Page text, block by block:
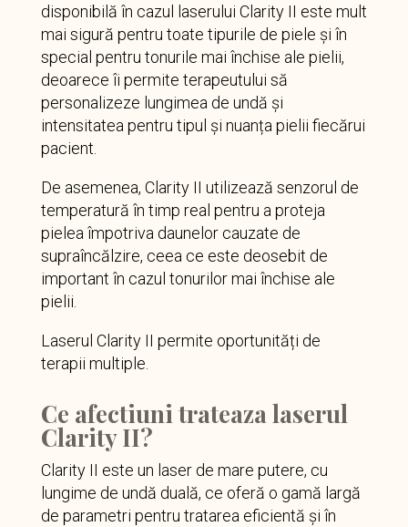
disponibilă în cazul laserului Clarity II este mult
mai sigură pentru toate tipurile de piele și în
special pentru tonurile mai închise ale pielii,
deoarece îi permite terapeutului să
personalizeze lungimea de undă și
intensitatea pentru tipul și nuanța pielii fiecărui
pacient.
De asemenea, Clarity II utilizează senzorul de
temperatură în timp real pentru a proteja
pielea împotriva daunelor cauzate de
supraîncălzire, ceea ce este deosebit de
important în cazul tonurilor mai închise ale
pielii.
Laserul Clarity II permite oportunități de
terapii multiple.
Ce afectiuni trateaza laserul
Clarity II?
Clarity II este un laser de mare putere, cu
lungime de undă duală, ce oferă o gamă largă
de parametri pentru tratarea eficientă și în